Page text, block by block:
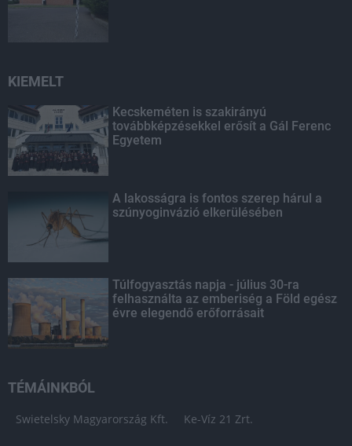
KIEMELT
Kecskeméten is szakirányú
továbbképzésekkel erősít a Gál Ferenc
Egyetem
A lakosságra is fontos szerep hárul a
szúnyoginvázió elkerülésében
Túlfogyasztás napja - július 30-ra
felhasználta az emberiség a Föld egész
évre elegendő erőforrásait
TÉMÁINKBÓL
Swietelsky Magyarország Kft. Ke-Víz 21 Zrt.